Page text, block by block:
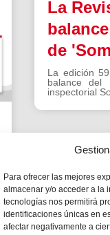
Para ofrecer las mejores
almacenar y/o acceder a la
tecnologías nos permitirá
identificaciones únicas en
afectar negativamente a
La
de
La edición
balance del
inspectorial